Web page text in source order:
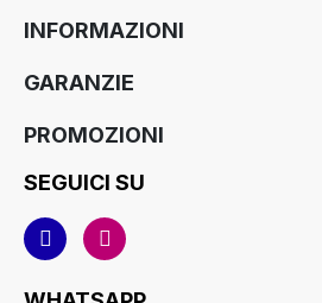
INFORMAZIONI
GARANZIE
PROMOZIONI
SEGUICI SU